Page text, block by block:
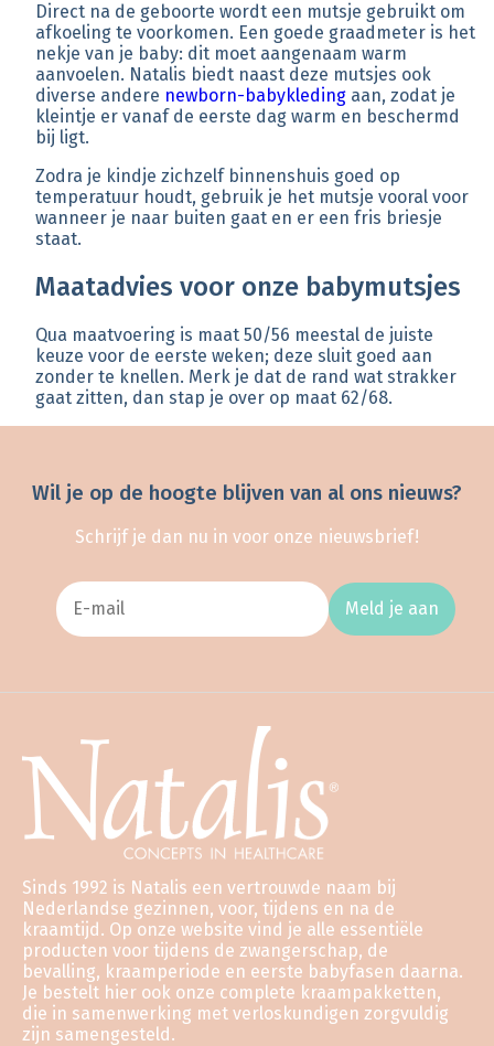
Direct na de geboorte wordt een mutsje gebruikt om
afkoeling te voorkomen. Een goede graadmeter is het
nekje van je baby: dit moet aangenaam warm
aanvoelen. Natalis biedt naast deze mutsjes ook
diverse andere newborn-babykleding aan, zodat je
kleintje er vanaf de eerste dag warm en beschermd
bij ligt.
Zodra je kindje zichzelf binnenshuis goed op
temperatuur houdt, gebruik je het mutsje vooral voor
wanneer je naar buiten gaat en er een fris briesje
staat.
Maatadvies voor onze babymutsjes
Qua maatvoering is maat 50/56 meestal de juiste
keuze voor de eerste weken; deze sluit goed aan
zonder te knellen. Merk je dat de rand wat strakker
gaat zitten, dan stap je over op maat 62/68.
Wil je op de hoogte blijven van al ons nieuws?
Schrijf je dan nu in voor onze nieuwsbrief!
Meld je aan
Sinds 1992 is Natalis een vertrouwde naam bij
Nederlandse gezinnen, voor, tijdens en na de
kraamtijd. Op onze website vind je alle essentiële
producten voor tijdens de zwangerschap, de
bevalling, kraamperiode en eerste babyfasen daarna.
Je bestelt hier ook onze complete kraampakketten,
die in samenwerking met verloskundigen zorgvuldig
zijn samengesteld.